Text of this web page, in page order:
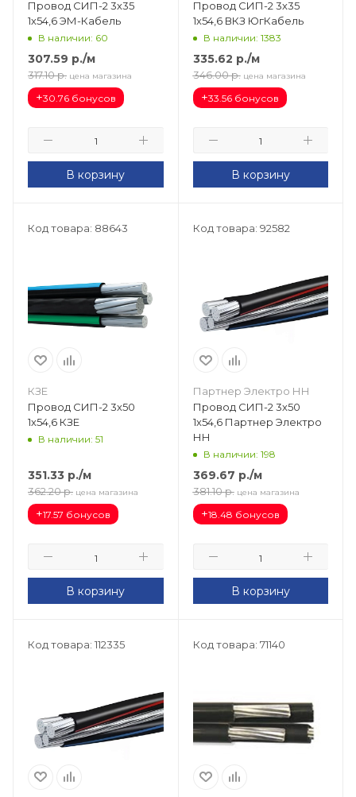
Провод СИП-2 3х35
1х54,6 ЭМ-Кабель
В наличии: 60
307.59 р./м
317.10 р. цена магазина
+30.76 бонусов
В корзину
Провод СИП-2 3х35
1х54,6 ВКЗ ЮгКабель
В наличии: 1383
335.62 р./м
346.00 р. цена магазина
+33.56 бонусов
В корзину
Код товара: 88643
КЗЕ
Провод СИП-2 3х50
1х54,6 КЗЕ
В наличии: 51
351.33 р./м
362.20 р. цена магазина
+17.57 бонусов
В корзину
Код товара: 92582
Партнер Электро НН
Провод СИП-2 3х50
1х54,6 Партнер Электро
НН
В наличии: 198
369.67 р./м
381.10 р. цена магазина
+18.48 бонусов
В корзину
Код товара: 112335 Код товара: 71140